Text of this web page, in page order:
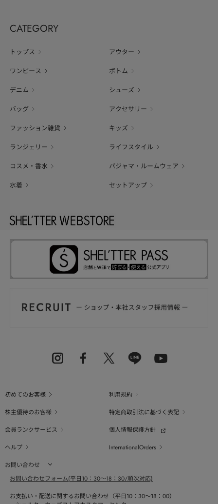
CATEGORY
トップス アウター
ワンピース ボトム
デニム シューズ
バッグ アクセサリー
ファッション雑貨 キッズ
ランジェリー ライフスタイル
コスメ・香水 パジャマ・ルームウェア
水着 セットアップ
初めてのお客様
利用規約
株主優待のお客様
特定商取引法に基づく表記
会員ランクサービス
個人情報保護方針
ヘルプ
InternationalOrders
お問い合わせ
お問い合わせフォーム(平日10：30～18：30/順次対応)
お支払い・配送に関するお問い合わせ（平日10：30～18：00）